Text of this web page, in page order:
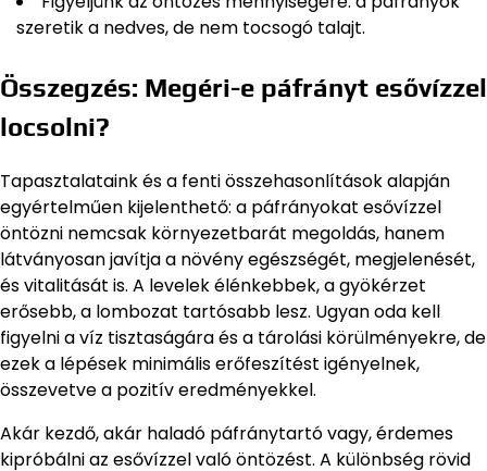
szeretik a nedves, de nem tocsogó talajt.
Összegzés: Megéri-e páfrányt esővízzel
locsolni?
Tapasztalataink és a fenti összehasonlítások alapján
egyértelműen kijelenthető: a páfrányokat esővízzel
öntözni nemcsak környezetbarát megoldás, hanem
látványosan javítja a növény egészségét, megjelenését,
és vitalitását is. A levelek élénkebbek, a gyökérzet
erősebb, a lombozat tartósabb lesz. Ugyan oda kell
figyelni a víz tisztaságára és a tárolási körülményekre, de
ezek a lépések minimális erőfeszítést igényelnek,
összevetve a pozitív eredményekkel.
Akár kezdő, akár haladó páfránytartó vagy, érdemes
kipróbálni az esővízzel való öntözést. A különbség rövid